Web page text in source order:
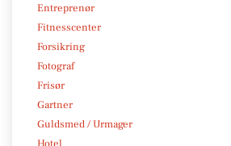
Entreprenør
Fitnesscenter
Forsikring
Fotograf
Frisør
Gartner
Guldsmed / Urmager
Hotel